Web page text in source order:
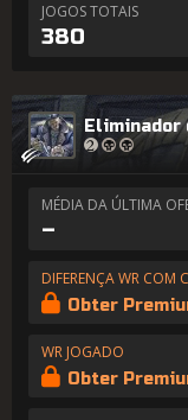
JOGOS TOTAIS
380
Eliminador
MÉDIA DA ÚLTIMA
–
DIFERENÇA WR COM
Obter
WR JOGADO
Obter